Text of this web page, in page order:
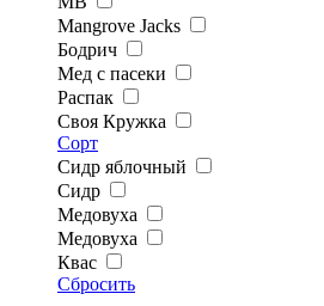
Mangrove Jacks
Бодрич
Мед с пасеки
Распак
Своя Кружка
Сорт
Сидр яблочный
Сидр
Медовуха
Медовуха
Квас
Сбросить